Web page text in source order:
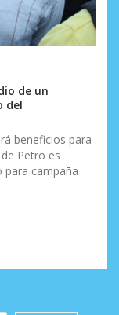
de un
del
beneficios para
Petro es
para campaña